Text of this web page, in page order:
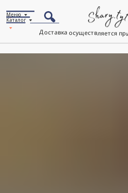
Доставка осуществляется
Каталог
Меню